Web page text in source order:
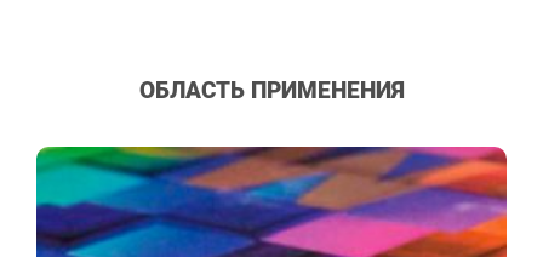
ОБЛАСТЬ ПРИМЕНЕНИЯ